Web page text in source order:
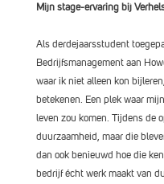
Mijn stage-ervaring bij
Als derdejaarsstudent
Bedrijfsmanagement aan
waar ik niet alleen kon
betekenen. Een plek waar
leven zou komen. Tijdens de
duurzaamheid, maar die
dan ook benieuwd hoe die
bedrijf écht werk maakt van